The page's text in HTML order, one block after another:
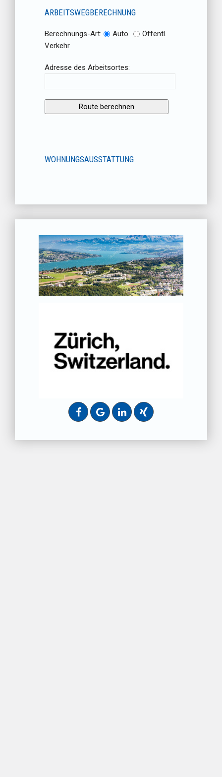
ARBEITSWEGBERECHNUNG
Berechnungs-Art: Auto
Öffentl.
Verkehr
Adresse des Arbeitsortes:
WOHNUNGSAUSSTATTUNG